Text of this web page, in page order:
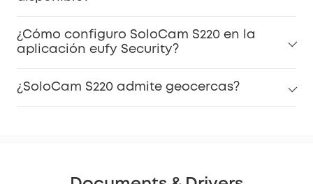
¿Cómo configuro SoloCam S220 en la
aplicación eufy Security?
¿SoloCam S220 admite geocercas?